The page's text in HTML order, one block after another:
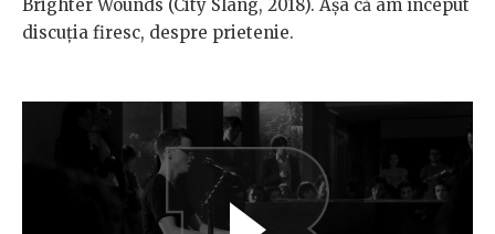
Brighter Wounds (City Slang, 2018). Așa că am început
discuția firesc, despre prietenie.